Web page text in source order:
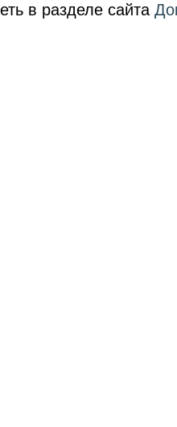
в разделе сайта